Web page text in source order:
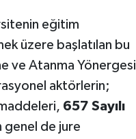
eğitim
üzere başlatılan bu
ve Atanma Yönergesi
aktörlerin;
657 Sayılı
genel de jure